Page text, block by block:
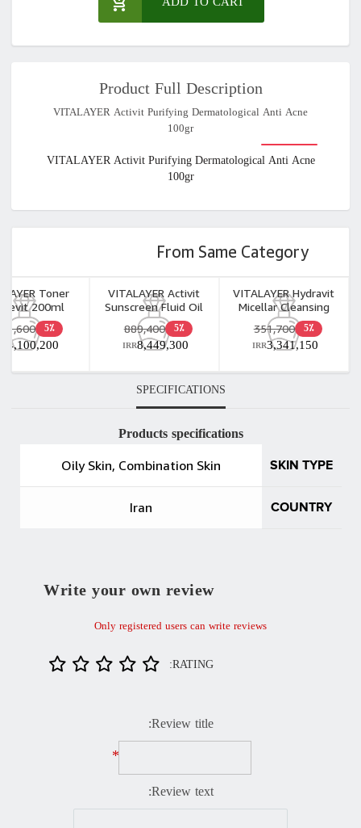
Product Full Description
VITALAYER Activit Purifying Dermatological Anti Acne
100gr
VITALAYER Activit Purifying Dermatological Anti Acne
100gr
From Same Category
Toner
200ml
5٪
4,100,200
VITALAYER Activit
Sunscreen Fluid Oil
Free For Combination
& Oily Skin 50ml
5٪ 889,400
8,449,300
IRR
VITALAYER Hydravit
Micellar Cleansing
Water Dry and
Dehydrated Skin
250ml
5٪ 351,700
3,341,150
IRR
SPECIFICATIONS
Products specifications
SKIN TYPE
Oily Skin, Combination Skin
COUNTRY
Iran
Write your own review
Only registered users can write reviews
RATING:
Review title:
*
Review text: